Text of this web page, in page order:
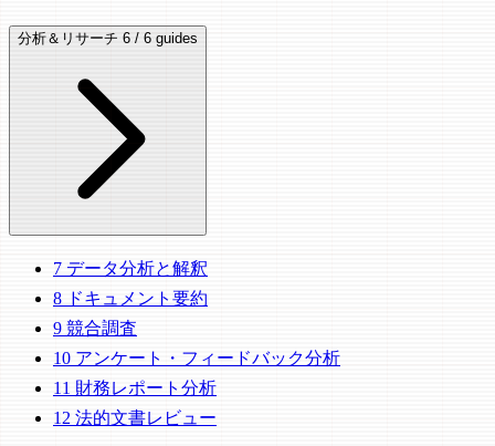
分析＆リサーチ 6 / 6 guides
7 データ分析と解釈
8 ドキュメント要約
9 競合調査
10 アンケート・フィードバック分析
11 財務レポート分析
12 法的文書レビュー